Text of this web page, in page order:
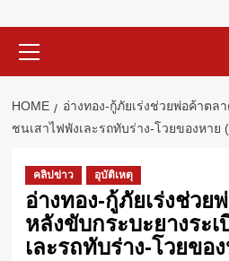
Menu
HOME
อ่างทอง-กู้ภัยเร่งช่วยพ่อค้าตล
ชนเสาไฟพังเละรถทับร่าง-โวยของหาย
คลิปข่าว อุบัติเหตุ
อ่างทอง-กู้ภัยเร่งช่ว
หลังขับกระบะยางระ
เละรถทับร่าง-โวยขอ